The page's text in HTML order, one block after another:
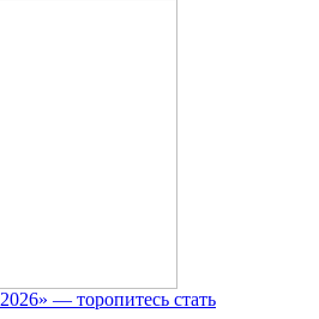
— торопитесь стать